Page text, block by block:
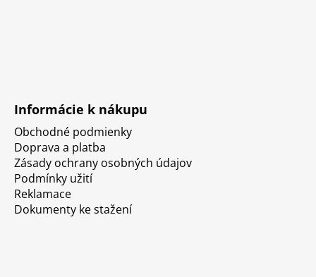
Informácie k nákupu
Obchodné podmienky
Doprava a platba
Zásady ochrany osobných údajov
Podmínky užití
Reklamace
Dokumenty ke stažení